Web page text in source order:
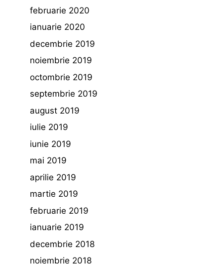
februarie 2020
ianuarie 2020
decembrie 2019
noiembrie 2019
octombrie 2019
septembrie 2019
august 2019
iulie 2019
iunie 2019
mai 2019
aprilie 2019
martie 2019
februarie 2019
ianuarie 2019
decembrie 2018
noiembrie 2018